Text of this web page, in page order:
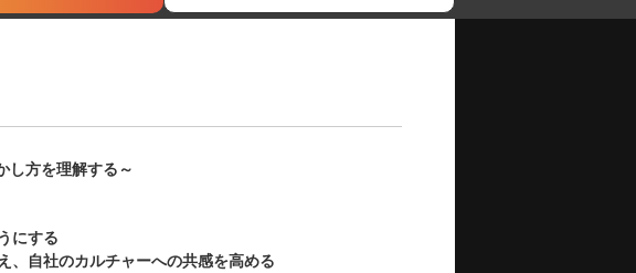
し方を理解する～
にする
、自社のカルチャーへの共感を高める